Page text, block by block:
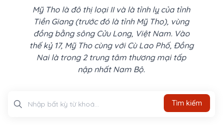
Mỹ Tho là đô thị loại II và là tỉnh lỵ của tỉnh
Tiền Giang (trước đó là tỉnh Mỹ Tho), vùng
đồng bằng sông Cửu Long, Việt Nam. Vào
thế kỷ 17, Mỹ Tho cùng với Cù Lao Phố, Đồng
Nai là trong 2 trung tâm thương mại tấp
nập nhất Nam Bộ.
Tìm kiếm